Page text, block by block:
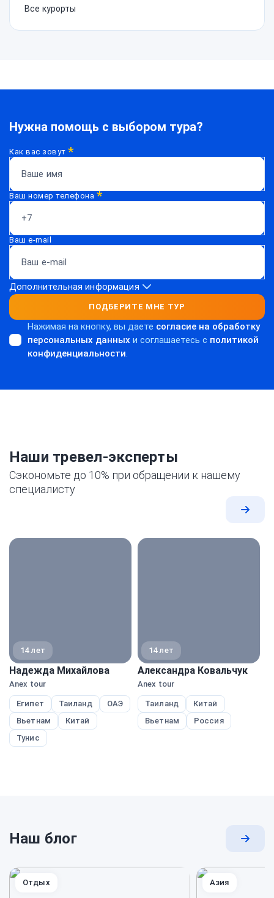
Все курорты
Нужна помощь с выбором тура?
Как вас зовут*
Ваш номер телефона *
Ваш e-mail
Дополнительная информация
ПОДБЕРИТЕ МНЕ ТУР
Нажимая на кнопку, вы даете согласие на обработку
персональных данных и соглашаетесь c политикой
конфиденциальности.
Наши тревел-эксперты
Сэкономьте до 10% при обращении к нашему
специалисту
Все
14 лет
Надежда Михайлова
Anex tour
Египет Таиланд
ОАЭ
Вьетнам
Китай
Тунис
14 лет
Александра Ковальчук
Anex tour
Таиланд
Китай
Вьетнам
Россия
Наш блог
Отдых Азия